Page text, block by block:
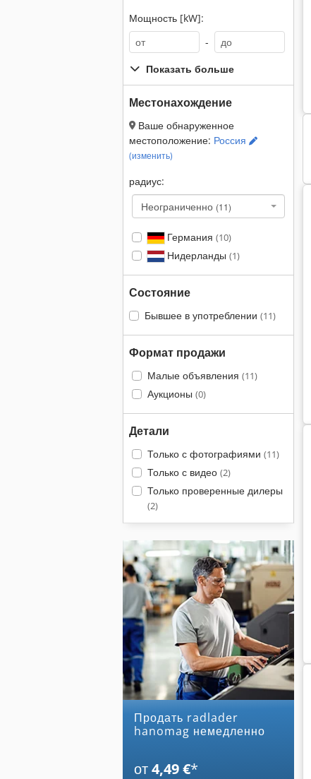
Мощность [kW]:
-
Показать больше
Местонахождение
Ваше обнаруженное
местоположение: Россия
(изменить)
радиус:
Неограниченно (11)
Германия (10)
Нидерланды (1)
Состояние
Бывшее в употреблении (11)
Формат продажи
Малые объявления (11)
Аукционы (0)
Детали
Только с фотографиями (11)
Только с видео (2)
Только проверенные дилеры
(2)
Продать radlader
hanomag немедленно
от4,49 €*
Ducato Случай